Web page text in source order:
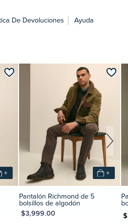
Política De Devoluciones Ayuda
Richmond de 5
de algodón
Pantalon
MXN